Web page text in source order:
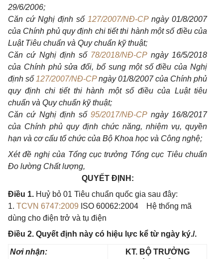
29/6/2006;
Căn cứ Nghị định số 127/2007/NĐ-CPngày 01/8/2007
của Chính phủ quy định chi tiết thi hành một số điều của
Luật Tiêu chuẩn và Quy chuẩn kỹ thuật;
Căn cứ Nghị định số 78/2018/NĐ-CPngày 16/5/2018
của Chính phủ sửa đổi, bổ sung một số điều của Nghị
định số 127/2007/NĐ-CPngày 01/8/2007 của Chính phủ
quy định chi tiết thi hành một số điều của Luật tiêu
chuẩn và Quy chuẩn kỹ thuật;
Căn cứ Nghị định số95/2017/NĐ-CPngày 16/8/2017
của Chính phủ quy định chức năng, nhiệm vụ, quyền
hạn và cơ cấu tổ chức của Bộ Khoa học và Công nghệ;
Xét đề nghị của Tổng cục trưởng Tổng cục Tiêu chuẩn
Đo lường Chất lượng,
QUYẾT ĐỊNH:
Điều 1. Huỷ bỏ 01 Tiêu chuẩn quốc gia sau đây:
1. TCVN 6747:2009 ISO 60062:2004
Hệ thống mã
dùng cho điện trở và tụ điện
Điều 2. Quyết định này có hiệu lực kể từ ngày ký./.
Nơi nhận:
KT. BỘ TRƯỞNG